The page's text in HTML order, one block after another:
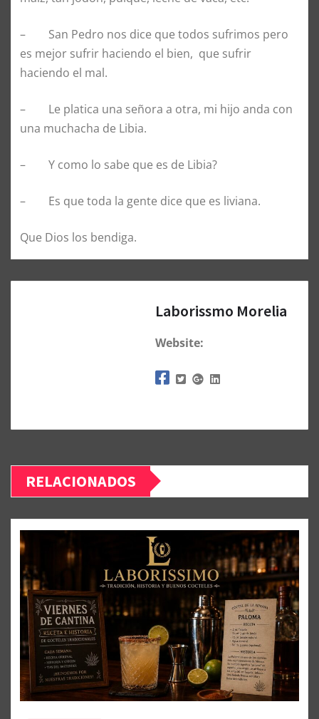
– San Pedro nos dice que todos sufrimos pero
es mejor sufrir haciendo el bien, que sufrir
haciendo el mal.
– Le platica una señora a otra, mi hijo anda con
una muchacha de Libia.
– Y como lo sabe que es de Libia?
– Es que toda la gente dice que es liviana.
Que Dios los bendiga.
Laborissmo Morelia
Website:
RELACIONADOS